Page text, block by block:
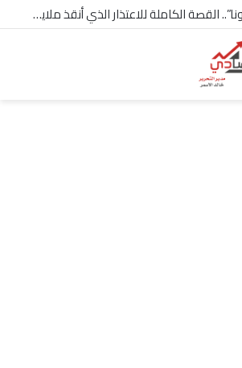
شركة “Scope Developments” تعلن تولي أحمد كمال عيسى منصب الرئيس التنفيذي للقطاع التجاري